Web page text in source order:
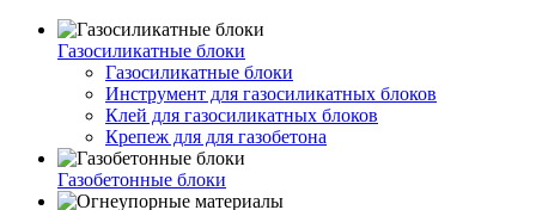
Газосиликатные блоки
Газосиликатные блоки
Инструмент для газосиликатных блоков
Клей для газосиликатных блоков
Крепеж для для газобетона
Газобетонные блоки